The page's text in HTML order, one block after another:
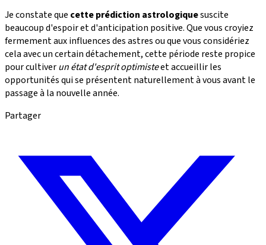
Je constate que cette prédiction astrologiquesuscite
beaucoup d'espoir et d'anticipation positive. Que vous croyiez
fermement aux influences des astres ou que vous considériez
cela avec un certain détachement, cette période reste propice
pour cultiverun état d'esprit optimisteet accueillir les
opportunités qui se présentent naturellement à vous avant le
passage à la nouvelle année.
Partager